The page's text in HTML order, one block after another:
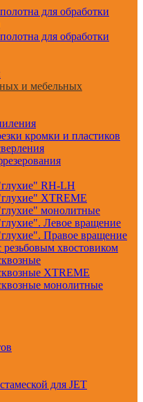
для обработки
для обработки
и мебельных
кромки и пластиков
RH-LH
XTREME
монолитные
Левое вращение
Правое вращение
хвостовиком
XTREME
монолитные
для JET